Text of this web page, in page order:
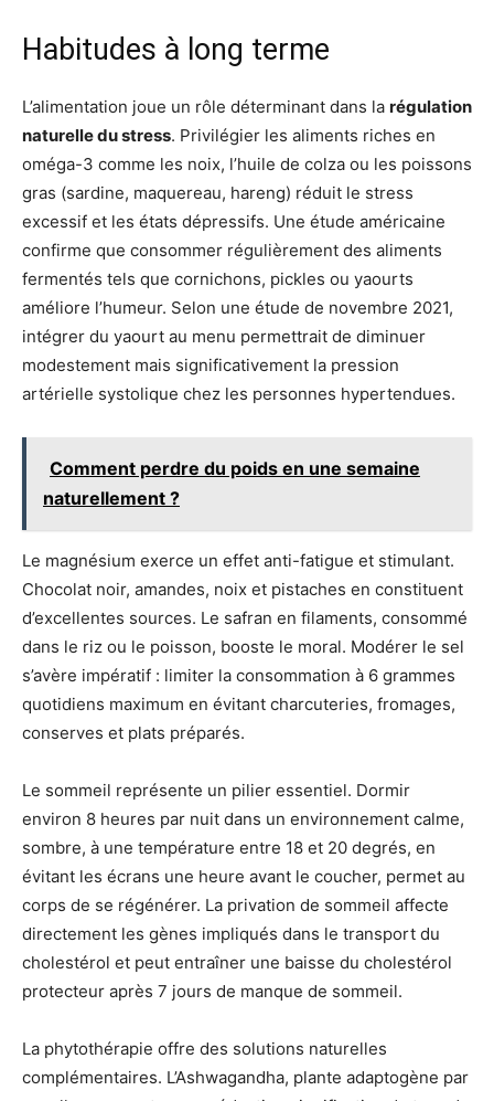
Habitudes à long terme
L’alimentation joue un rôle déterminant dans la régulation
naturelle du stress. Privilégier les aliments riches en
oméga-3 comme les noix, l’huile de colza ou les poissons
gras (sardine, maquereau, hareng) réduit le stress
excessif et les états dépressifs. Une étude américaine
confirme que consommer régulièrement des aliments
fermentés tels que cornichons, pickles ou yaourts
améliore l’humeur. Selon une étude de novembre 2021,
intégrer du yaourt au menu permettrait de diminuer
modestement mais significativement la pression
artérielle systolique chez les personnes hypertendues.
Comment perdre du poids en une semaine
naturellement ?
Le magnésium exerce un effet anti-fatigue et stimulant.
Chocolat noir, amandes, noix et pistaches en constituent
d’excellentes sources. Le safran en filaments, consommé
dans le riz ou le poisson, booste le moral. Modérer le sel
s’avère impératif : limiter la consommation à 6 grammes
quotidiens maximum en évitant charcuteries, fromages,
conserves et plats préparés.
Le sommeil représente un pilier essentiel. Dormir
environ 8 heures par nuit dans un environnement calme,
sombre, à une température entre 18 et 20 degrés, en
évitant les écrans une heure avant le coucher, permet au
corps de se régénérer. La privation de sommeil affecte
directement les gènes impliqués dans le transport du
cholestérol et peut entraîner une baisse du cholestérol
protecteur après 7 jours de manque de sommeil.
La phytothérapie offre des solutions naturelles
complémentaires. L’Ashwagandha, plante adaptogène par